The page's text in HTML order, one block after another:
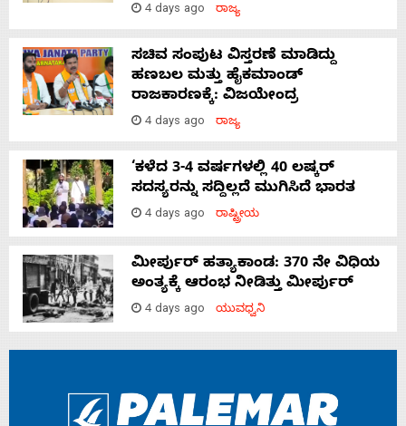
4 days ago ರಾಜ್ಯ
ಸಚಿವ ಸಂಪುಟ ವಿಸ್ತರಣೆ ಮಾಡಿದ್ದು
ಹಣಬಲ ಮತ್ತು ಹೈಕಮಾಂಡ್
ರಾಜಕಾರಣಕ್ಕೆ: ವಿಜಯೇಂದ್ರ
4 days ago ರಾಜ್ಯ
‘ಕಳೆದ 3-4 ವರ್ಷಗಳಲ್ಲಿ 40 ಲಷ್ಕರ್
ಸದಸ್ಯರನ್ನು ಸದ್ದಿಲ್ಲದೆ ಮುಗಿಸಿದೆ ಭಾರತ
4 days ago ರಾಷ್ಟ್ರೀಯ
ಮೀರ್ಪುರ್ ಹತ್ಯಾಕಾಂಡ: 370 ನೇ ವಿಧಿಯ
ಅಂತ್ಯಕ್ಕೆ ಆರಂಭ ನೀಡಿತ್ತು ಮೀರ್ಪುರ್
4 days ago ಯುವಧ್ವನಿ